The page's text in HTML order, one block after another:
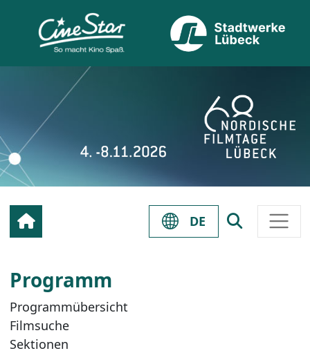
DE
Programm
Programmübersicht
Filmsuche
Sektionen